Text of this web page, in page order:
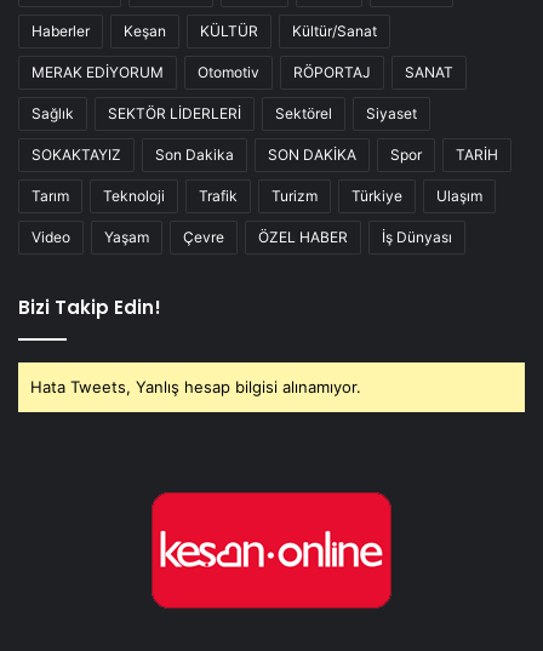
Haberler Keşan KÜLTÜR Kültür/Sanat
MERAK EDİYORUM Otomotiv RÖPORTAJ SANAT
Sağlık SEKTÖR LİDERLERİ Sektörel Siyaset
SOKAKTAYIZ Son Dakika SON DAKİKA Spor TARİH
Tarım Teknoloji Trafik Turizm Türkiye Ulaşım
Video Yaşam Çevre ÖZEL HABER İş Dünyası
Bizi Takip Edin!
Hata Tweets, Yanlış hesap bilgisi alınamıyor.